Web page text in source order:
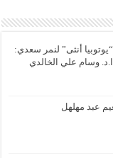
أنثى” لنمر سعدي:
وسام علي الخالدي
عبد مهلهل